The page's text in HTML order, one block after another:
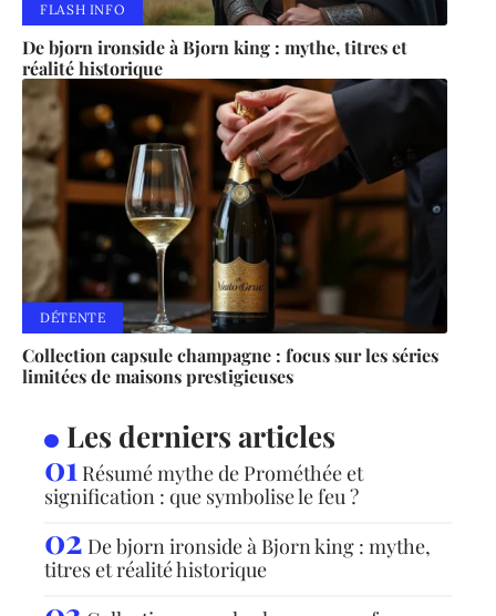
FLASH INFO
De bjorn ironside à Bjorn king : mythe, titres et
réalité historique
DÉTENTE
Collection capsule champagne : focus sur les séries
limitées de maisons prestigieuses
Les derniers articles
Résumé mythe de Prométhée et
signification : que symbolise le feu ?
De bjorn ironside à Bjorn king : mythe,
titres et réalité historique